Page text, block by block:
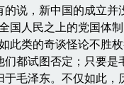
说，新中国的成立并
国人民之上的党国体
此类的奇谈怪论不胜
都试图否定；只要是
毛泽东。不仅如此，